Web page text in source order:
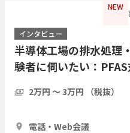
NEW
インタビュー
半導体工場の排水処理
験者に伺いたい：
2万円 〜 3万円 （税抜）
電話・Web会議